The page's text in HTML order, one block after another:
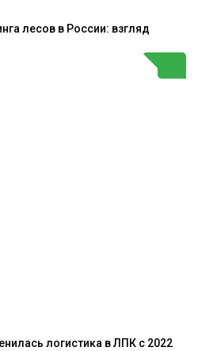
лесов в России: взгляд
логистика в ЛПК с 2022